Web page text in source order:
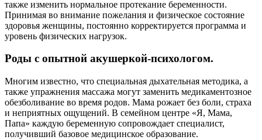
также изменить нормальное протекание беременности.
Принимая во внимание пожелания и физическое состояние
здоровья женщины, постоянно корректируется программа и
уровень физических нагрузок.
Роды с опытной акушеркой-психологом.
Многим известно, что специальная дыхательная методика, а
также упражнения массажа могут заменить медикаментозное
обезболивание во время родов. Мама рожает без боли, страха
и неприятных ощущений. В семейном центре «Я, Мама,
Папа» каждую беременную сопровождает специалист,
получивший базовое медицинское образование.